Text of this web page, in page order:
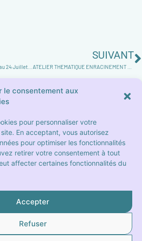
le consentement aux
pour personnaliser votre
En acceptant, vous autorisez
pour optimiser les fonctionnalités
retirer votre consentement à tout
affecter certaines fonctionnalités du
Accepter
Refuser
SUIVANT